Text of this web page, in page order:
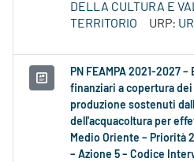
DELLA CULTURA E
TERRITORIO
URP:
PN FEAMPA 2021-2027
finanziari a copertura
produzione sostenuti
dell'acquacoltura per
Medio Oriente – Priorità
– Azione 5 – Codice